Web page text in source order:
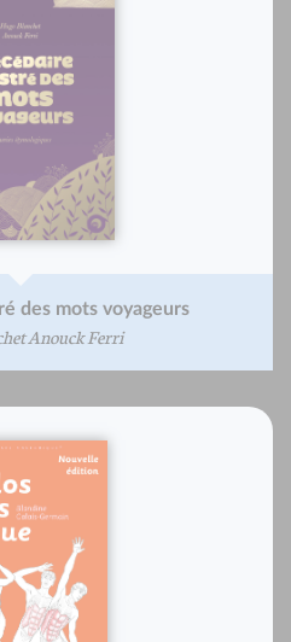
des mots voyageurs
Anouck Ferri